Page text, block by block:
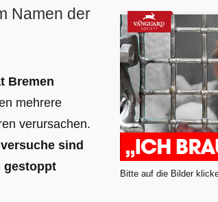
Namen der
Bremen
mehrere
verursachen.
sind
gestoppt
Bitte auf die Bilder